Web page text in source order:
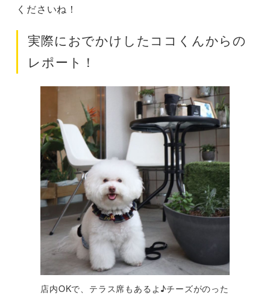
くださいね！
実際におでかけしたココくんからの
レポート！
店内OKで、テラス席もあるよ♪チーズがのった